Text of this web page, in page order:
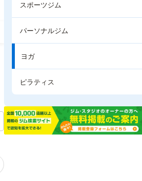
スポーツジム
パーソナルジム
ヨガ
ピラティス